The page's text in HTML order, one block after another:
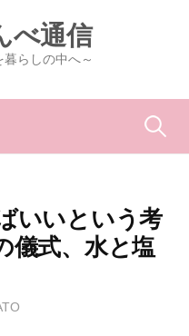
べ通信
らしの中へ～
検
いいという考
儀式、水と塩